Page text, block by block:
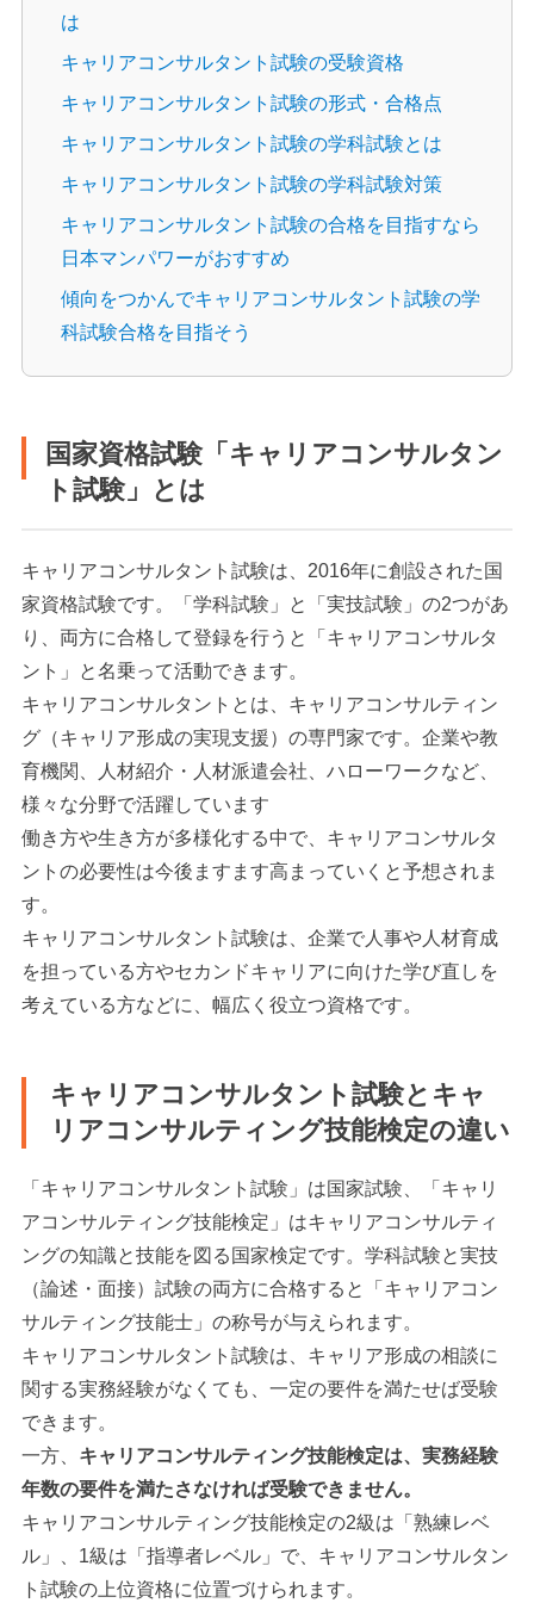
は
キャリアコンサルタント試験の受験資格
キャリアコンサルタント試験の形式・合格点
キャリアコンサルタント試験の学科試験とは
キャリアコンサルタント試験の学科試験対策
キャリアコンサルタント試験の合格を目指すなら
日本マンパワーがおすすめ
傾向をつかんでキャリアコンサルタント試験の学
科試験合格を目指そう
国家資格試験「キャリアコンサルタン
ト試験」とは
キャリアコンサルタント試験は、2016年に創設された国
家資格試験です。「学科試験」と「実技試験」の2つがあ
り、両方に合格して登録を行うと「キャリアコンサルタ
ント」と名乗って活動できます。
キャリアコンサルタントとは、キャリアコンサルティン
グ（キャリア形成の実現支援）の専門家です。企業や教
育機関、人材紹介・人材派遣会社、ハローワークなど、
様々な分野で活躍しています
働き方や生き方が多様化する中で、キャリアコンサルタ
ントの必要性は今後ますます高まっていくと予想されま
す。
キャリアコンサルタント試験は、企業で人事や人材育成
を担っている方やセカンドキャリアに向けた学び直しを
考えている方などに、幅広く役立つ資格です。
キャリアコンサルタント試験とキャ
リアコンサルティング技能検定の違い
「キャリアコンサルタント試験」は国家試験、「キャリ
アコンサルティング技能検定」はキャリアコンサルティ
ングの知識と技能を図る国家検定です。学科試験と実技
（論述・面接）試験の両方に合格すると「キャリアコン
サルティング技能士」の称号が与えられます。
キャリアコンサルタント試験は、キャリア形成の相談に
関する実務経験がなくても、一定の要件を満たせば受験
できます。
一方、 キャリアコンサルティング技能検定は、実務経験
年数の要件を満たさなければ受験できません。
キャリアコンサルティング技能検定の2級は「熟練レベ
ル」、1級は「指導者レベル」で、キャリアコンサルタン
ト試験の上位資格に位置づけられます。